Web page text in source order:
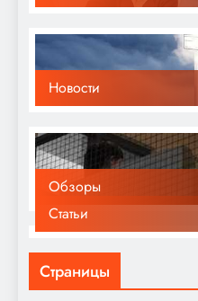
Новости
Обзоры
Статьи
Страницы